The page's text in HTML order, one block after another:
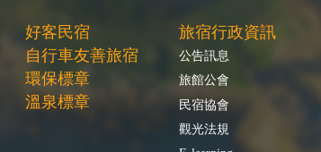
好客民宿
自行車友善旅宿
環保標章
溫泉標章
旅宿行政資訊
公告訊息
旅館公會
民宿協會
觀光法規